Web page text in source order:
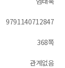
9791140712847
368쪽
관계없음